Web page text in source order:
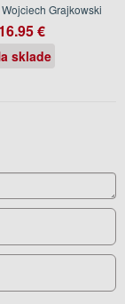
Grajkowski
16.95 €
sklade